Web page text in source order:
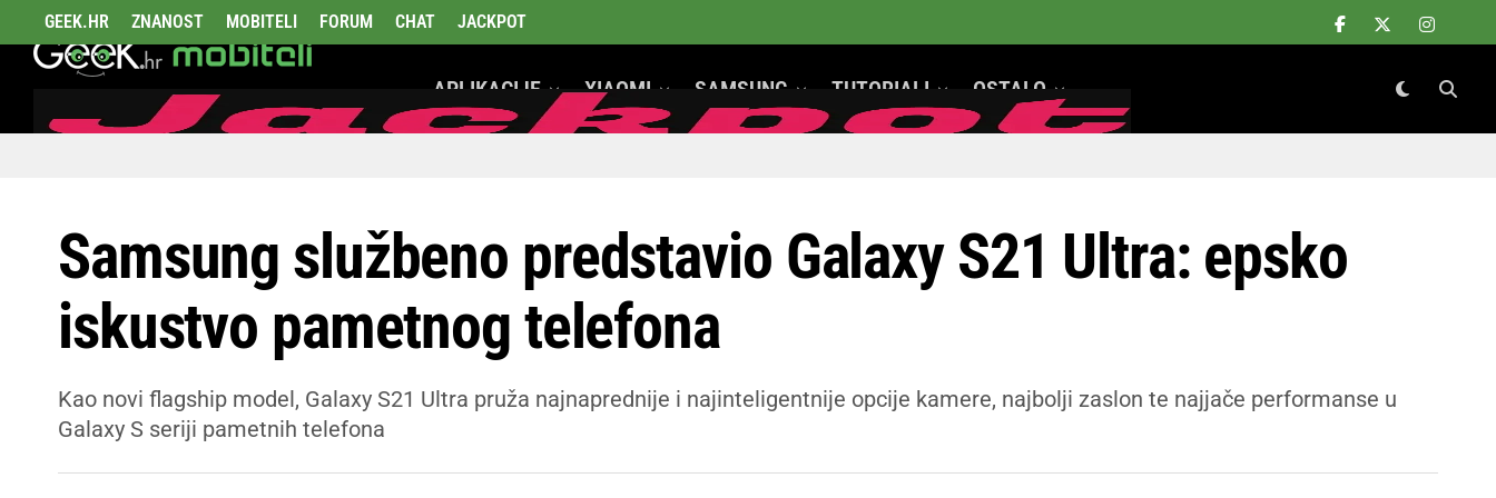
GEEK.HR ZNANOST MOBITELI FORUM CHAT JACKPOT
GeeK Mobiteli
APLIKACIJE XIAOMI SAMSUNG TUTORIALI OSTALO
Samsung službeno predstavio Galaxy S21 Ultra: epsko
iskustvo pametnog telefona
Kao novi flagship model, Galaxy S21 Ultra pruža najnaprednije i najinteligentnije opcije kamere, najbolji zaslon te najjače performanse u
Galaxy S seriji pametnih telefona